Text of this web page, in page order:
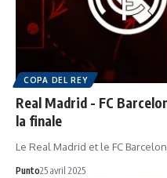
COPA DEL REY
Real Madrid - FC
la finale
Le Real Madrid et le FC
Punto25 avril 2025